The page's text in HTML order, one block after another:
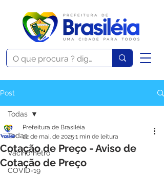
Post
Todas
Vacinômetro
COVID-19
Todas
Cotação de Preço - Aviso de
Cotação de Preço
Prefeitura de Brasiléia
22 de mai. de 2025 1 min de leitura